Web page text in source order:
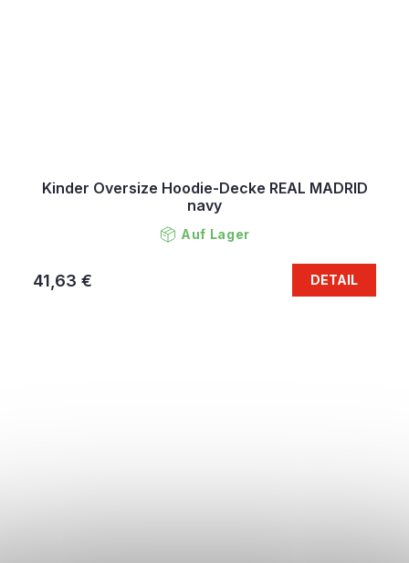
Kinder Oversize Hoodie-Decke REAL MADRID
navy
Auf Lager
41,63 € DETAIL